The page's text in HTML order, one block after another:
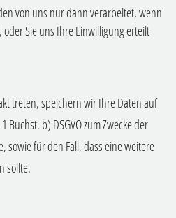
von uns nur dann verarbeitet, wenn
oder Sie uns Ihre Einwilligung erteilt
treten, speichern wir Ihre Daten auf
Buchst. b) DSGVO zum Zwecke der
sowie für den Fall, dass eine weitere
sollte.